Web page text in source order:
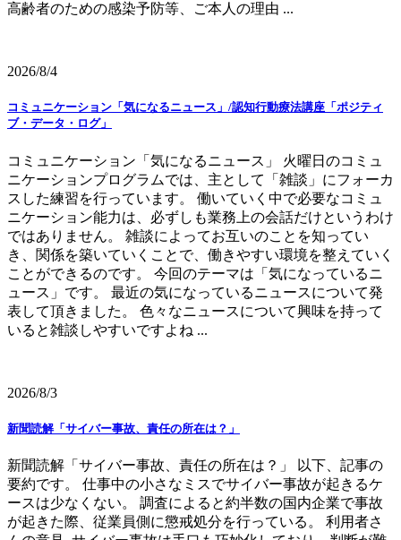
高齢者のための感染予防等、ご本人の理由 ...
2026/8/4
コミュニケーション「気になるニュース」/認知行動療法講座「ポジティ
ブ・データ・ログ」
コミュニケーション「気になるニュース」 火曜日のコミュ
ニケーションプログラムでは、主として「雑談」にフォーカ
スした練習を行っています。 働いていく中で必要なコミュ
ニケーション能力は、必ずしも業務上の会話だけというわけ
ではありません。 雑談によってお互いのことを知ってい
き、関係を築いていくことで、働きやすい環境を整えていく
ことができるのです。 今回のテーマは「気になっているニ
ュース」です。 最近の気になっているニュースについて発
表して頂きました。 色々なニュースについて興味を持って
いると雑談しやすいですよね ...
2026/8/3
新聞読解「サイバー事故、責任の所在は？」
新聞読解「サイバー事故、責任の所在は？」 以下、記事の
要約です。 仕事中の小さなミスでサイバー事故が起きるケ
ースは少なくない。 調査によると約半数の国内企業で事故
が起きた際、従業員側に懲戒処分を行っている。 利用者さ